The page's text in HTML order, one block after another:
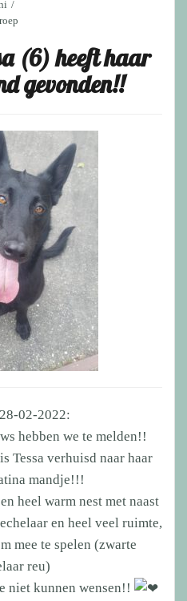
(6) heeft haar
gevonden!!
02-2022:
hebben we te melden!!
Tessa verhuisd naar haar
mandje!!!
heel warm nest met naast
en heel veel ruimte,
mee te spelen (zwarte
reu)
niet kunnen wensen!!